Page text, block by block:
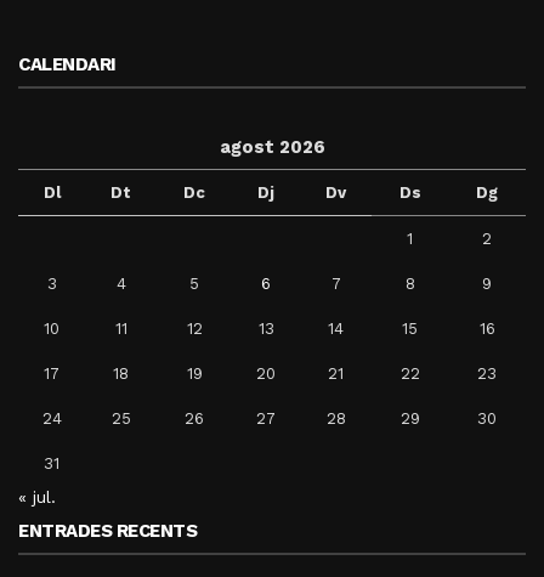
CALENDARI
agost 2026
Dl Dt Dc Dj Dv Ds Dg
1 2
3 4 5 6 7 8 9
10 11 12 13 14 15 16
17 18 19 20 21 22 23
24 25 26 27 28 29 30
31
« jul.
ENTRADES RECENTS